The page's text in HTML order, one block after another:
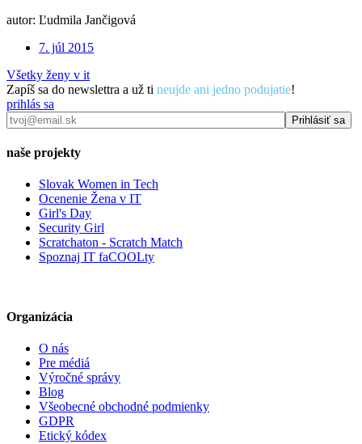
autor: Ľudmila Jančigová
7. júl 2015
Všetky ženy v it
Zapíš sa do newslettra a už ti neujde ani jedno podujatie!
prihlás sa
naše projekty
Slovak Women in Tech
Ocenenie Žena v IT
Girl's Day
Security Girl
Scratchaton - Scratch Match
Spoznaj IT faCOOLty
Organizácia
O nás
Pre médiá
Výročné správy
Blog
Všeobecné obchodné podmienky
GDPR
Etický kódex